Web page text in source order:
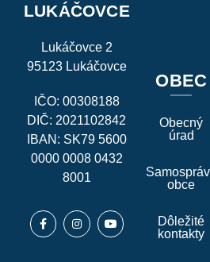
LUKÁČOVCE
Lukáčovce 2
95123 Lukáčovce
IČO: 00308188
DIČ: 2021102842
IBAN: SK79 5600
0000 0008 0432
8001
OBEC
Obecný
úrad
obce
Dôležité
kontakty